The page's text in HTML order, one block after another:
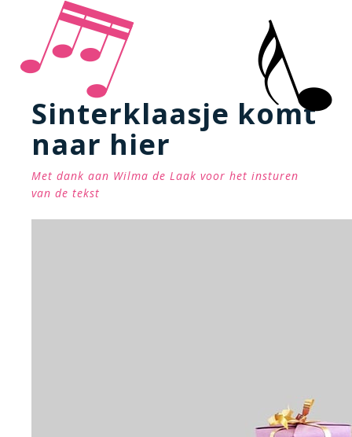
Sinterklaasje komt
naar hier
Met dank aan Wilma de Laak voor het insturen
van de tekst